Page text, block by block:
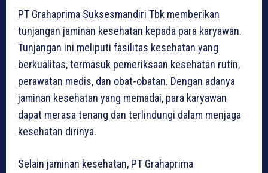
PT Grahaprima Suksesmandiri Tbk memberikan
tunjangan jaminan kesehatan kepada para karyawan.
Tunjangan ini meliputi fasilitas kesehatan yang
berkualitas, termasuk pemeriksaan kesehatan rutin,
perawatan medis, dan obat-obatan. Dengan adanya
jaminan kesehatan yang memadai, para karyawan
dapat merasa tenang dan terlindungi dalam menjaga
kesehatan dirinya.
Selain jaminan kesehatan, PT Grahaprima